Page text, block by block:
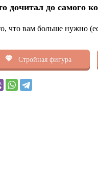
дочитал до самого
что вам больше нужно
Стройная фигура